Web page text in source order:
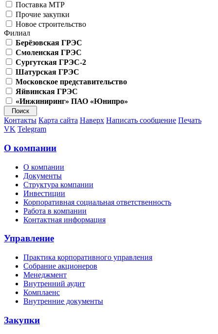
Поставка МТР
Прочие закупки
Новое строительство
Филиал
Берёзовская ГРЭС
Смоленская ГРЭС
Сургутская ГРЭС-2
Шатурская ГРЭС
Московское представительство
Яйвинская ГРЭС
«Инжиниринг» ПАО «Юнипро»
Контакты Карта сайта Наверх Написать сообщение Печать
VK Telegram
О компании
О компании
Документы
Структура компании
Инвестиции
Корпоративная социальная ответственность
Работа в компании
Контактная информация
Управление
Практика корпоративного управления
Собрание акционеров
Менеджмент
Внутренний аудит
Комплаенс
Внутренние документы
Закупки